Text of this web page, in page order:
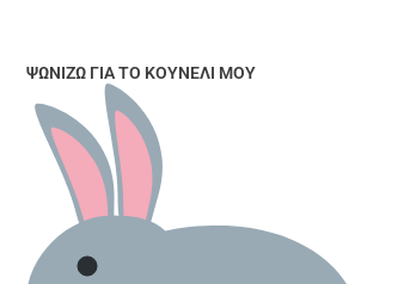
ΨΩΝΊΖΩ ΓΙΑ ΤΟ ΚΟΥΝΈΛΙ ΜΟΥ